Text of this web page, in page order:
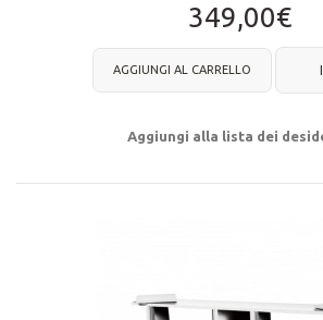
349,00€
AGGIUNGI AL CARRELLO
Aggiungi alla lista dei